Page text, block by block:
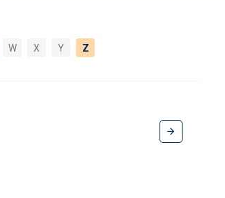
W X Y Z